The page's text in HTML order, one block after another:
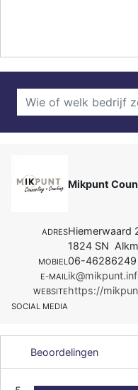
Mikpunt
ADRESHiemerwaard
1824 SN
MOBIEL06-46286249
E-MAIL
WEBSITEhttps://
SOCIAL MEDIA
Beoordelingen